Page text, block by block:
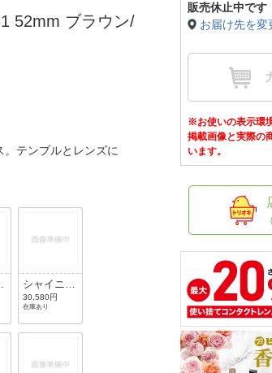
店舗情報・店舗一覧
法人窓口
English / 中文
52mm ブラウン/
テンプルとレンズに
シャイニー
ブラック/
ライトグレ
ー
30,580円
在庫あり
販売休止中です
お届け先を変
※お使いの表示環
掲載画像と実際の
います。